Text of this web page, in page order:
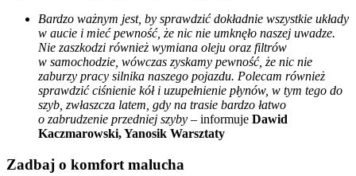
Bardzo ważnym jest, by sprawdzić dokładnie wszystkie układy
w aucie i mieć pewność, że nic nie umknęło naszej uwadze.
Nie zaszkodzi również wymiana oleju oraz filtrów
w samochodzie, wówczas zyskamy pewność, że nic nie
zaburzy pracy silnika naszego pojazdu. Polecam również
sprawdzić ciśnienie kół i uzupełnienie płynów, w tym tego do
szyb, zwłaszcza latem, gdy na trasie bardzo łatwo
o zabrudzenie przedniej szyby – informuje Dawid
Kaczmarowski, Yanosik Warsztaty
Zadbaj o komfort malucha